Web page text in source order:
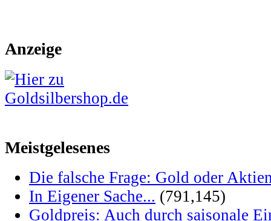
Anzeige
Meistgelesenes
Die falsche Frage: Gold oder
In Eigener Sache... (791,145)
Goldpreis: Auch durch saisonale